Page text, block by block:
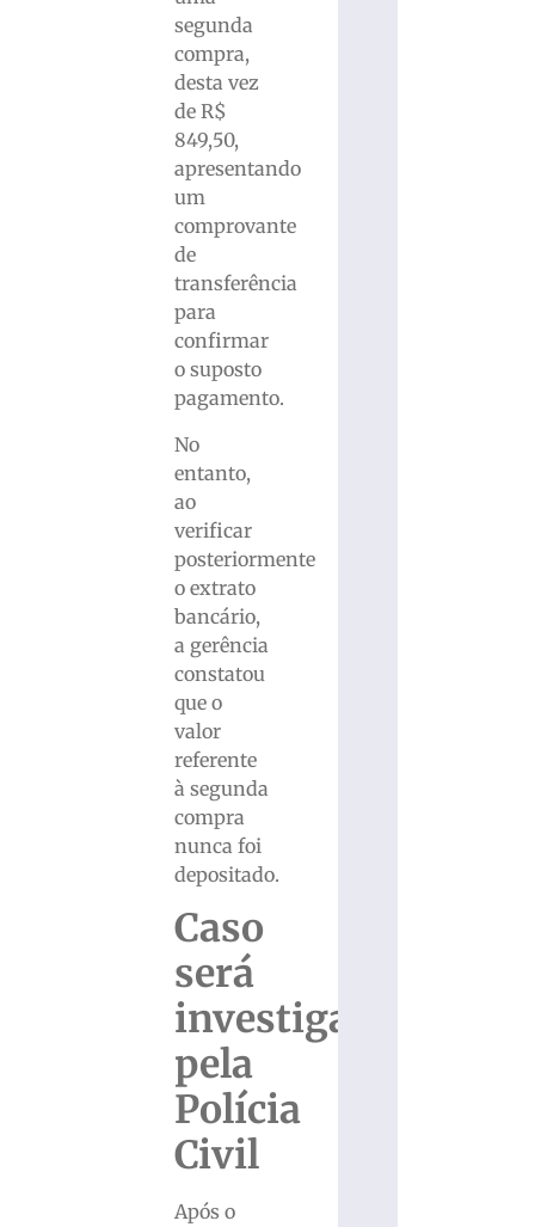
segunda
compra,
desta vez
de R$
849,50,
apresentando
um
comprovante
de
transferência
para
confirmar
o suposto
pagamento.
No
entanto,
ao
verificar
posteriormente
o extrato
bancário,
a gerência
constatou
que o
valor
referente
à segunda
compra
nunca foi
depositado.
Caso
será
investigado
pela
Polícia
Civil
Após o